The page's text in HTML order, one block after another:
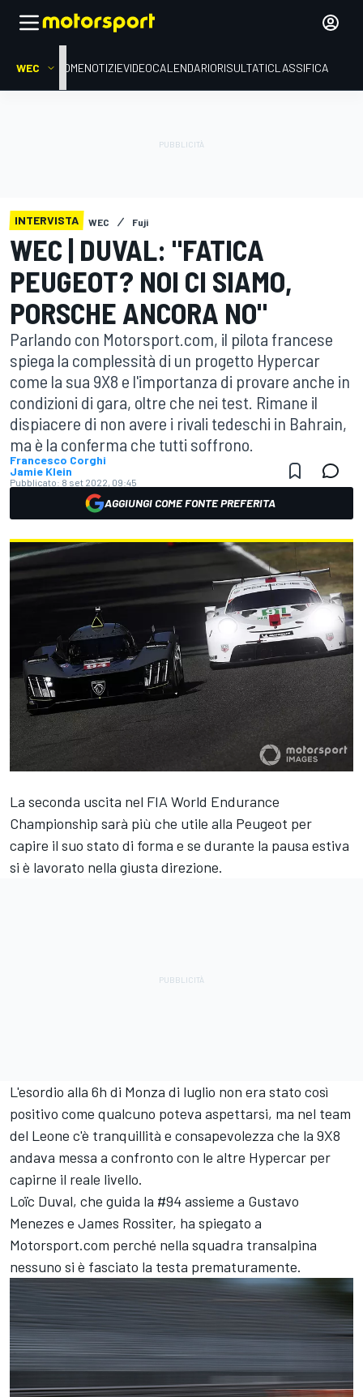
WEC HOMENOTIZIEVIDEOCALENDARIORISULTATICLASSIFICA
INTERVISTA WEC Fuji
WEC | DUVAL: "FATICA
PEUGEOT? NOI CI SIAMO,
PORSCHE ANCORA NO"
Parlando con Motorsport.com, il pilota francese
spiega la complessità di un progetto Hypercar
come la sua 9X8 e l'importanza di provare anche in
condizioni di gara, oltre che nei test. Rimane il
dispiacere di non avere i rivali tedeschi in Bahrain,
ma è la conferma che tutti soffrono.
Francesco Corghi
Jamie Klein
Pubblicato: 8 set 2022, 09:45
AGGIUNGI COME FONTE PREFERITA
La seconda uscita nel FIA World Endurance
Championship sarà più che utile alla Peugeot per
capire il suo stato di forma e se durante la pausa estiva
si è lavorato nella giusta direzione.
L'esordio alla 6h di Monza di luglio non era stato così
positivo come qualcuno poteva aspettarsi, ma nel team
del Leone c'è tranquillità e consapevolezza che la 9X8
andava messa a confronto con le altre Hypercar per
capirne il reale livello.
Loïc Duval, che guida la #94 assieme a Gustavo
Menezes e James Rossiter, ha spiegato a
Motorsport.com perché nella squadra transalpina
nessuno si è fasciato la testa prematuramente.